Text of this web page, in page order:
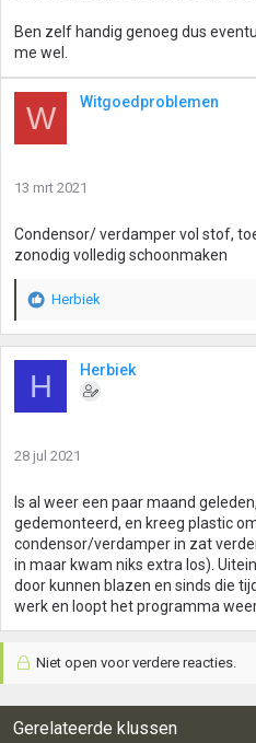
Ben zelf handig genoeg dus
me wel.
W Witgoedproblemen
13 mrt 2021
Condensor/ verdamper vol stof,
zonodig volledig schoonmaken
W
a
n
e
n
:
Herbiek
H Herbiek
28 jul 2021
Is al weer een paar maand
gedemonteerd, en kreeg plastic
condensor/verdamper in zat
in maar kwam niks extra los).
door kunnen blazen en sinds die
werk en loopt het programma
Niet open voor verdere reacties.
Gerelateerde klussen